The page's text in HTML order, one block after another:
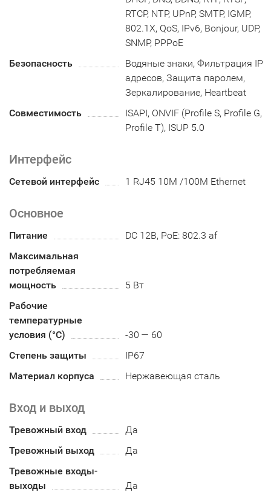
RTCP, NTP, UPnP, SMTP, IGMP,
802.1X, QoS, IPv6, Bonjour, UDP,
SNMP, PPPoE
Безопасность
Водяные знаки, Фильтрация IP
адресов, Защита паролем,
Зеркалирование, Heartbeat
Совместимость
ISAPI, ONVIF (Profile S, Profile G,
Profile T), ISUP 5.0
Интерфейс
Сетевой интерфейс 1 RJ45 10M /100M Ethernet
Основное
Питание
DC 12В, PoE: 802.3 af
Максимальная
потребляемая
мощность
5 Вт
Рабочие
температурные
условия (°С)
-30 — 60
Степень защиты
IP67
Материал корпуса
Нержавеющая сталь
Вход и выход
Тревожный вход
Да
Тревожный выход
Да
Тревожные входы-
выходы
Да